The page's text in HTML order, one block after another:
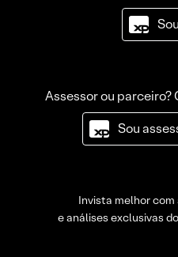
Assessor ou parceiro?
Sou
Invista melhor
e análises exclusivas